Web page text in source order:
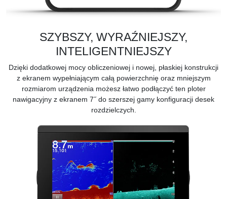
SZYBSZY, WYRAŹNIEJSZY,
INTELIGENTNIEJSZY
Dzięki dodatkowej mocy obliczeniowej i nowej, płaskiej konstrukcji
z ekranem wypełniającym całą powierzchnię oraz mniejszym
rozmiarom urządzenia możesz łatwo podłączyć ten ploter
nawigacyjny z ekranem 7˝ do szerszej gamy konfiguracji desek
rozdzielczych.